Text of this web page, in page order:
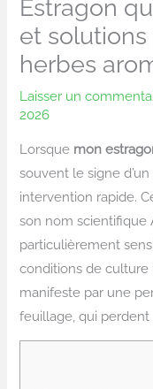
Estragon
et solutions
herbes
Laisser un
2026
Lorsque mon
souvent le signe
intervention rapide.
son nom scientifique
particulièrement
conditions de culture
manifeste par une
feuillage, qui perdent